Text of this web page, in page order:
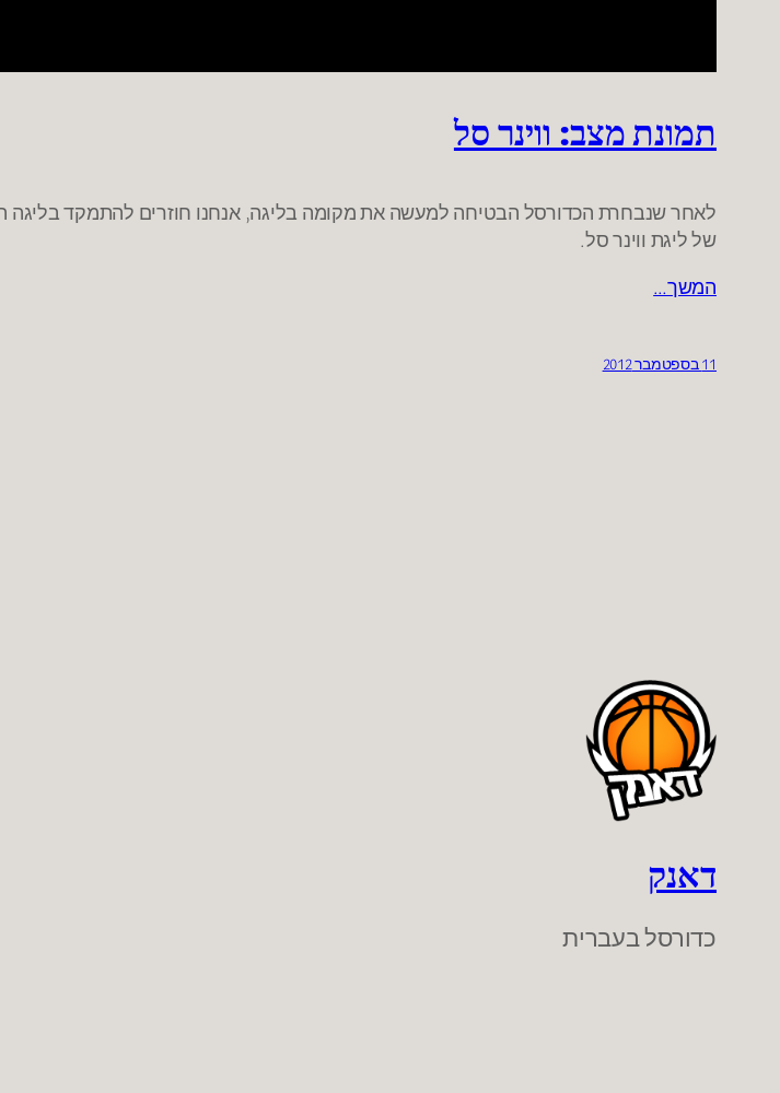
תמונת מצב: ווינר סל
לאחר שנבחרת הכדורסל הבטיחה למעשה את מקומה בליגה, אנחנו חוזרים להתמקד
של ליגת ווינר סל.
המשך…
11 בספטמבר 2012
דאנק
כדורסל בעברית